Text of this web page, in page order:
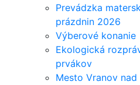
Prevádzka
prázdnin 2026
Výberové konanie
Ekologická
prvákov
Mesto Vranov